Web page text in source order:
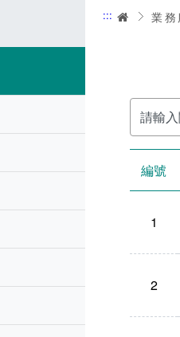
::: 首頁業務
請
輸
入
關
鍵
字編號
1
2